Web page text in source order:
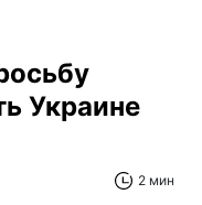
Украине
2 мин